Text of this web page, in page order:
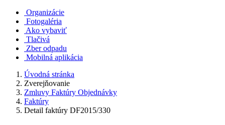
Organizácie
Fotogaléria
Ako vybaviť
Tlačivá
Zber odpadu
Mobilná aplikácia
Úvodná stránka
Zverejňovanie
Zmluvy Faktúry Objednávky
Faktúry
Detail faktúry DF2015/330